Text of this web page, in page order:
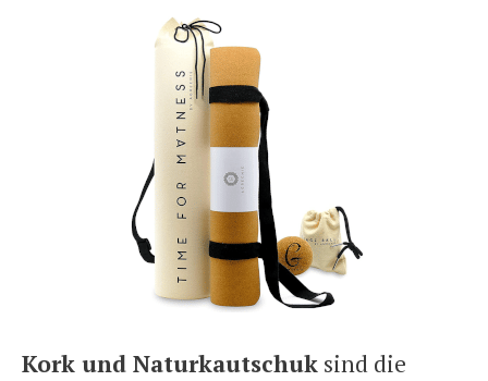
Kork und Naturkautschuk sind die